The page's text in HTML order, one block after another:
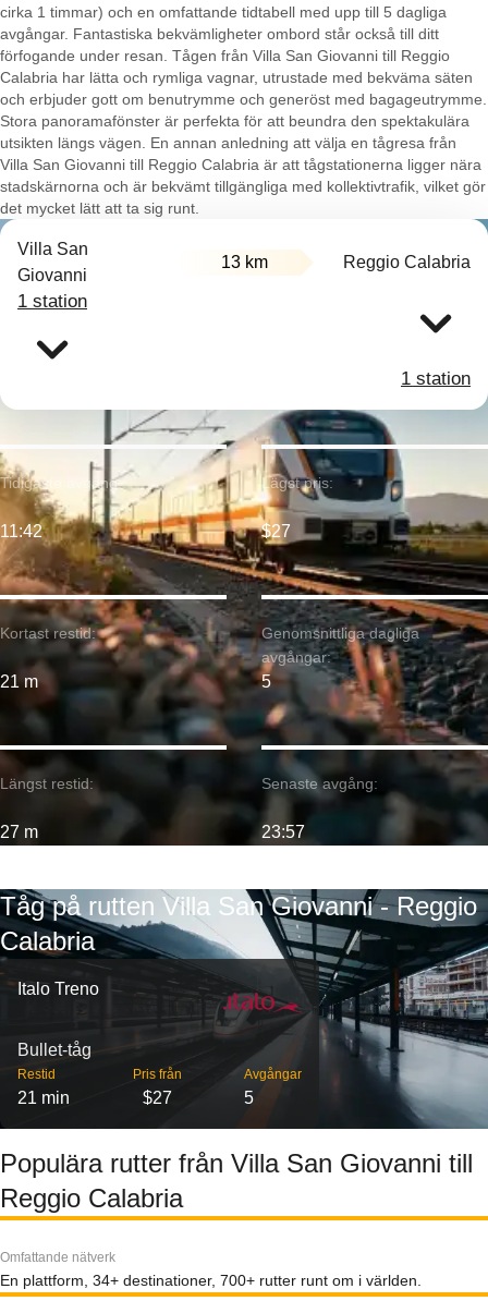
cirka 1 timmar) och en omfattande tidtabell med upp till 5 dagliga
avgångar. Fantastiska bekvämligheter ombord står också till ditt
förfogande under resan. Tågen från Villa San Giovanni till Reggio
Calabria har lätta och rymliga vagnar, utrustade med bekväma säten
och erbjuder gott om benutrymme och generöst med bagageutrymme.
Stora panoramafönster är perfekta för att beundra den spektakulära
utsikten längs vägen. En annan anledning att välja en tågresa från
Villa San Giovanni till Reggio Calabria är att tågstationerna ligger nära
stadskärnorna och är bekvämt tillgängliga med kollektivtrafik, vilket gör
det mycket lätt att ta sig runt.
Villa San
Giovanni
13 km Reggio Calabria
1 station
1 station
Kortast restid:
21 m
Tidigaste avgång:
11:42
Längst restid:
27 m
Lägst pris:
$27
Genomsnittliga dagliga
avgångar:
5
Senaste avgång:
23:57
Tåg på rutten Villa San Giovanni - Reggio
Calabria
Italo Treno
Bullet-tåg
Restid
21 min
Pris från
$27
Avgångar
5
Populära rutter från Villa San Giovanni till
Reggio Calabria
Omfattande nätverk
En plattform, 34+ destinationer, 700+ rutter runt om i världen.